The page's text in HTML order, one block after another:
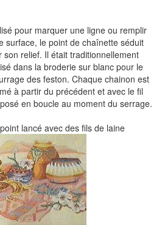
pour marquer une ligne ou remplir
surface, le point de chaînette séduit
son relief. Il était traditionnellement
dans la broderie sur blanc pour le
des feston. Chaque chainon est
à partir du précédent et avec le fil
en boucle au moment du serrage.
lancé avec des fils de laine